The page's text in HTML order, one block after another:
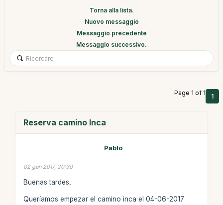
Torna alla lista.
Nuovo messaggio
Messaggio precedente
Messaggio successivo.
Page 1 of 1 1
Reserva camino Inca
Pablo
02 gen 2017, 20:30
Buenas tardes,
Queríamos empezar el camino inca el 04-06-2017